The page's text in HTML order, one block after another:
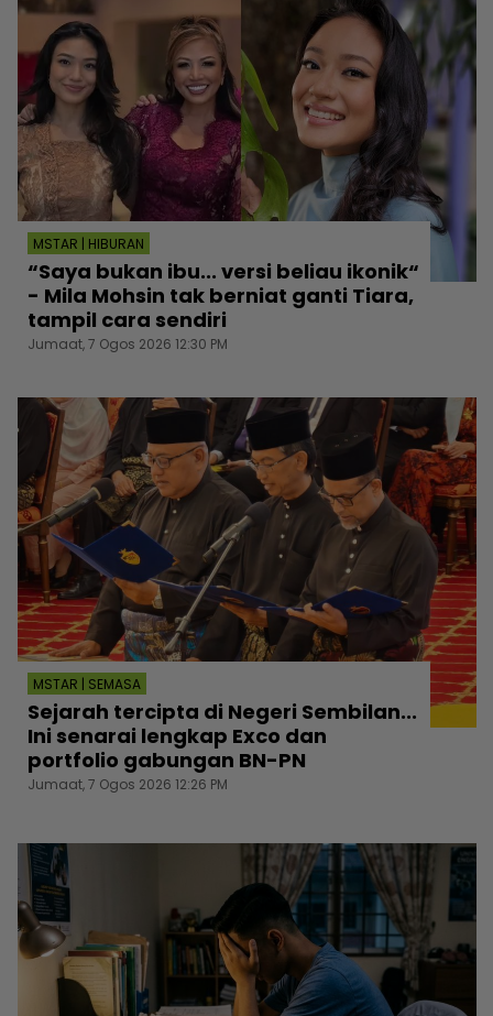
MSTAR | HIBURAN
“Saya bukan ibu... versi beliau ikonik“
- Mila Mohsin tak berniat ganti Tiara,
tampil cara sendiri
Jumaat, 7 Ogos 2026 12:30 PM
MSTAR | SEMASA
Sejarah tercipta di Negeri Sembilan...
Ini senarai lengkap Exco dan
portfolio gabungan BN-PN
Jumaat, 7 Ogos 2026 12:26 PM